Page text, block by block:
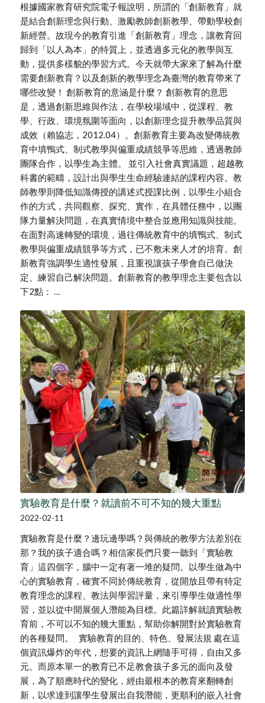
根據國家教育研究院電子報說明，所謂的「創新教育」就
是結合創新理念與行動、激勵教師創新教學、帶動學校創
新經營。故現今的教育引進「創新教育」理念，讓教育回
歸到「以人為本」的特質上，並透過多元化的教學與互
動，提供多樣貌的學習方式。今天就帶大家來了解為什麼
需要創新教育？以及創新的教學理念為臺灣的教育帶來了
哪些改變！ 創新教育的意涵是什麼？ 創新教育的意思
是，透過創新思維與作法，在學校場域中，從課程、教
學、行政、環境氛圍等面向，以創新理念提升教學品質與
成效（賴協志，2012.04）。創新教育主要為改變傳統教
育中填鴨式、制式教學與偏重成績競爭等思維，透過教師
團隊合作，以學生為主體。 並引入社會真實議題，超越教
科書的範疇，設計出與學生生命經驗連結的課程內容。教
師教學則降低知識傳授的講述式授課比例，以學生小組合
作的方式，共同觀察、探究、實作，在具體任務中，以團
隊力量解決問題，在真實情境中整合並應用知識與技能。
在面對高速轉變的環境，過往傳統教育中的填鴨式、制式
教學與偏重成績競爭等方式，已不敷未來人才的培育。創
新教育強調學生適性發展，且重視讓孩子學會自己做決
定、練習自己解決問題。創新教育的教學理念主要包含以
下2點： …
實驗教育是什麼？就讀前不可不知的幾大重點
2022-02-11
實驗教育是什麼？邊玩邊學嗎？與傳統的教學方法差別在
那？我的孩子適合嗎？相信家長們只要一聽到「實驗教
育」這四個字，腦中一定有著一堆的疑問。以學生做為中
心的實驗教育，確實不同於傳統教育，從開放且帶有特定
教育理念的課程、教法與學習評量，來引導學生做適性學
習，並以從中開展個人潛能為目標。此篇詳解就讀實驗教
育前，不可以不知的幾大重點，幫助你解開對於實驗教育
的各種疑問。 實驗教育的目的、特色、發展法規 處在這
個資訊爆炸的年代，想要的資訊上網隨手可得，自由又多
元。而原本單一的教育已不足教會孩子多元的面向及發
展，為了順應時代的變化，經由最根本的教育來翻轉創
新，以求達到讓學生發展出自我潛能，更順利的嵌入社會